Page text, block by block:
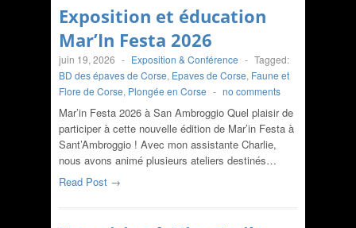
Exposition et éducation
Mar’In Festa 2026
juin 19, 2026 - Exposition & Conférence - Tagged:
BD des épaves de Corse, Epaves de Corse, Faune et
Flore de Corse, Plongée en Corse - no comments
Mar’in Festa 2026 à San Ambroggio Quel plaisir de
participer à cette nouvelle édition de Mar’in Festa à
Sant’Ambroggio ! Avec mon assistante Charlie,
nous avons animé plusieurs ateliers destinés…
Read Post →